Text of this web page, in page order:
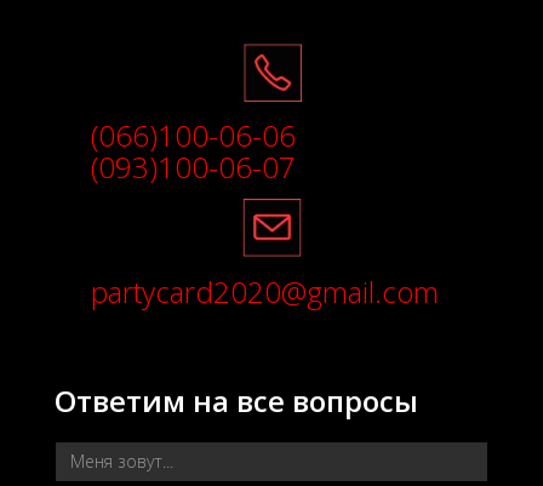
(066)100-06-06
(093)100-06-07
partycard2020@gmail.com
Ответим на все вопросы